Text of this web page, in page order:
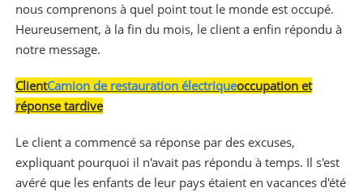
nous comprenons à quel point tout le monde est occupé.
Heureusement, à la fin du mois, le client a enfin répondu à
notre message.
ClientCamion de restauration électriqueoccupation et
réponse tardive
Le client a commencé sa réponse par des excuses,
expliquant pourquoi il n'avait pas répondu à temps. Il s'est
avéré que les enfants de leur pays étaient en vacances d'été